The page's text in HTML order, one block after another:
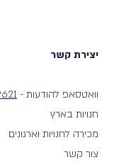
יצירת קשר
וואטסאפ להודעות -
חנויות בארץ
מכירה לחנויות וארגונים
צור קשר